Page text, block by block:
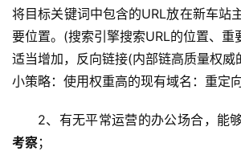
将目标关键词中包含的URL放在新车站
要位置。(搜索引擎搜索URL的位置、重
适当增加，反向链接(内部链高质量权威
小策略：使用权重高的现有域名：重定
2、有无平常运营的办公场合，能
考察；